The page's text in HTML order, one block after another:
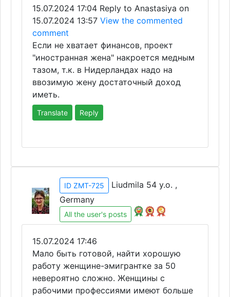
15.07.2024 17:04 Reply to Anastasiya on
15.07.2024 13:57 View the commented
comment
Если не хватает финансов, проект
"иностранная жена" накроется медным
тазом, т.к. в Нидерландах надо на
ввозимую жену достаточный доход
иметь.
Translate Reply
ID ZMT-725
Liudmila 54 y.o. ,
Germany
All the user's posts
15.07.2024 17:46
Мало быть готовой, найти хорошую
работу женщине-эмигрантке за 50
невероятно сложно. Женщины с
рабочими профессиями имеют больше